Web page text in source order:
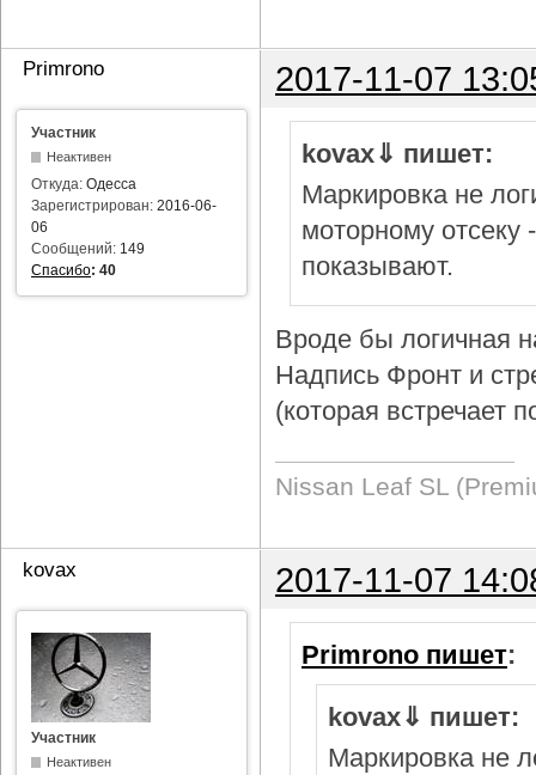
Primrono 2017-11-07
Участник
Неактивен
Откуда: Одесса
Зарегистрирован: 2016-06-
06
Сообщений: 149
Спасибо: 40
kovax⇓ пишет:
Маркировка не
моторному отсеку
показывают.
Вроде бы логичная
Надпись Фронт и
(которая встречает
Nissan Leaf SL
kovax 2017-11-07
Участник
Неактивен
Primrono пишет:
kovax⇓ пишет:
Маркировка не